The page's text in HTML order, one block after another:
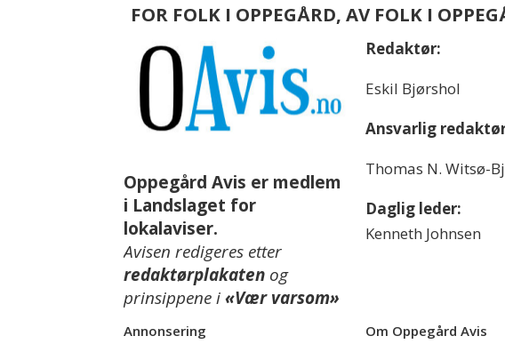
FOR FOLK I OPPEGÅRD, AV FOLK I
Oppegård Avis er medlem
i Landslaget for
lokalaviser.
Avisen redigeres etter
redaktørplakaten og
prinsippene i«Vær varsom»
Redaktør:
Eskil Bjørshol
Ansvarlig
Thomas N. Witsø-
Daglig leder:
Kenneth Johnsen
Annonsering Om Oppegård Avis